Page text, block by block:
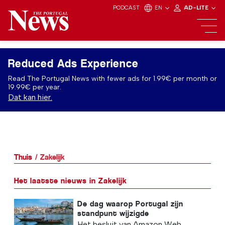
PODCAST EN AD-LITE
Reduced Ads Experience
Read The Portugal News with fewer ads for 1.99€ per month or
19.99€ per year.
Dat kan hier.
Thuis Zakelijk
Het laatste nieuws in Zakelijk
De dag waarop Portugal zijn
standpunt wijzigde